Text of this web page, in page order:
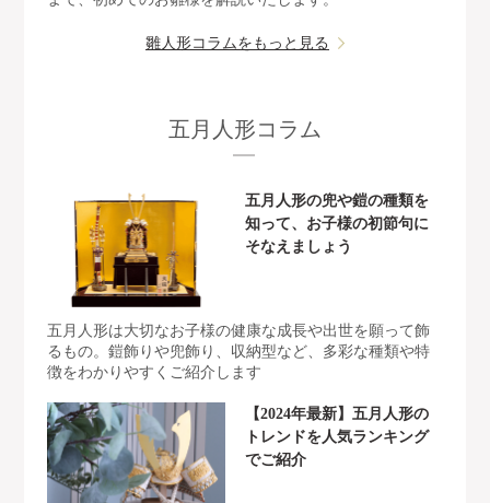
雛人形コラムをもっと見る
五月人形コラム
五月人形の兜や鎧の種類を
知って、お子様の初節句に
そなえましょう
五月人形は大切なお子様の健康な成長や出世を願って飾
るもの。鎧飾りや兜飾り、収納型など、多彩な種類や特
徴をわかりやすくご紹介します
【2024年最新】五月人形の
トレンドを人気ランキング
でご紹介